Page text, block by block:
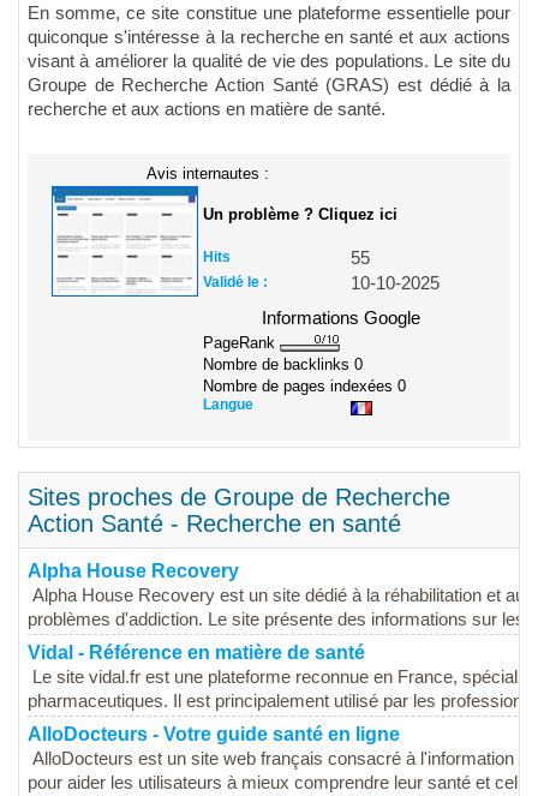
En somme, ce site constitue une plateforme essentielle pour
quiconque s'intéresse à la recherche en santé et aux actions
visant à améliorer la qualité de vie des populations. Le site du
Groupe de Recherche Action Santé (GRAS) est dédié à la
recherche et aux actions en matière de santé.
Avis internautes :
Un problème ? Cliquez ici
Hits 55
Validé le :
10-10-2025
Informations Google
PageRank
Nombre de backlinks 0
Nombre de pages indexées 0
Langue
Sites proches de Groupe de Recherche
Action Santé - Recherche en santé
Alpha House Recovery
Alpha House Recovery est un site dédié à la réhabilitation et au
problèmes d'addiction. Le site présente des informations sur les
Vidal - Référence en matière de santé
Le site vidal.fr est une plateforme reconnue en France,
pharmaceutiques. Il est principalement utilisé par les
AlloDocteurs - Votre guide santé en ligne
AlloDocteurs est un site web français consacré à l'information
pour aider les utilisateurs à mieux comprendre leur santé et celle